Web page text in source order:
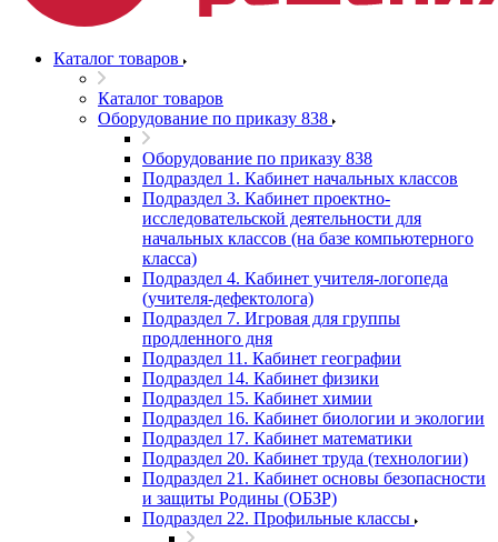
Каталог товаров
Каталог товаров
Оборудование по приказу 838
Оборудование по приказу 838
Подраздел 1. Кабинет начальных классов
Подраздел 3. Кабинет проектно-
исследовательской деятельности для
начальных классов (на базе компьютерного
класса)
Подраздел 4. Кабинет учителя-логопеда
(учителя-дефектолога)
Подраздел 7. Игровая для группы
продленного дня
Подраздел 11. Кабинет географии
Подраздел 14. Кабинет физики
Подраздел 15. Кабинет химии
Подраздел 16. Кабинет биологии и экологии
Подраздел 17. Кабинет математики
Подраздел 20. Кабинет труда (технологии)
Подраздел 21. Кабинет основы безопасности
и защиты Родины (ОБЗР)
Подраздел 22. Профильные классы